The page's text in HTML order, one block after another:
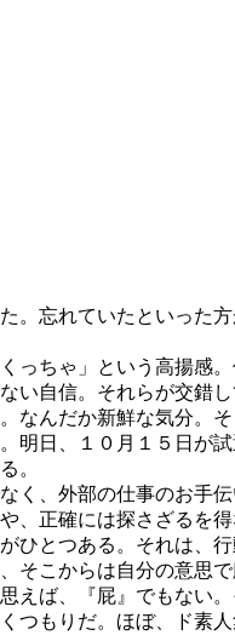
忘れていたといった
ちゃ」という高揚感
い自信。それらが交錯
んだか新鮮な気分。
明日、１０月１５日が
。
、外部の仕事のお手
正確には探さざるを得
とつある。それは、
そこからは自分の意思
えば、『屁』でもない
もりだ。ほぼ、ド素